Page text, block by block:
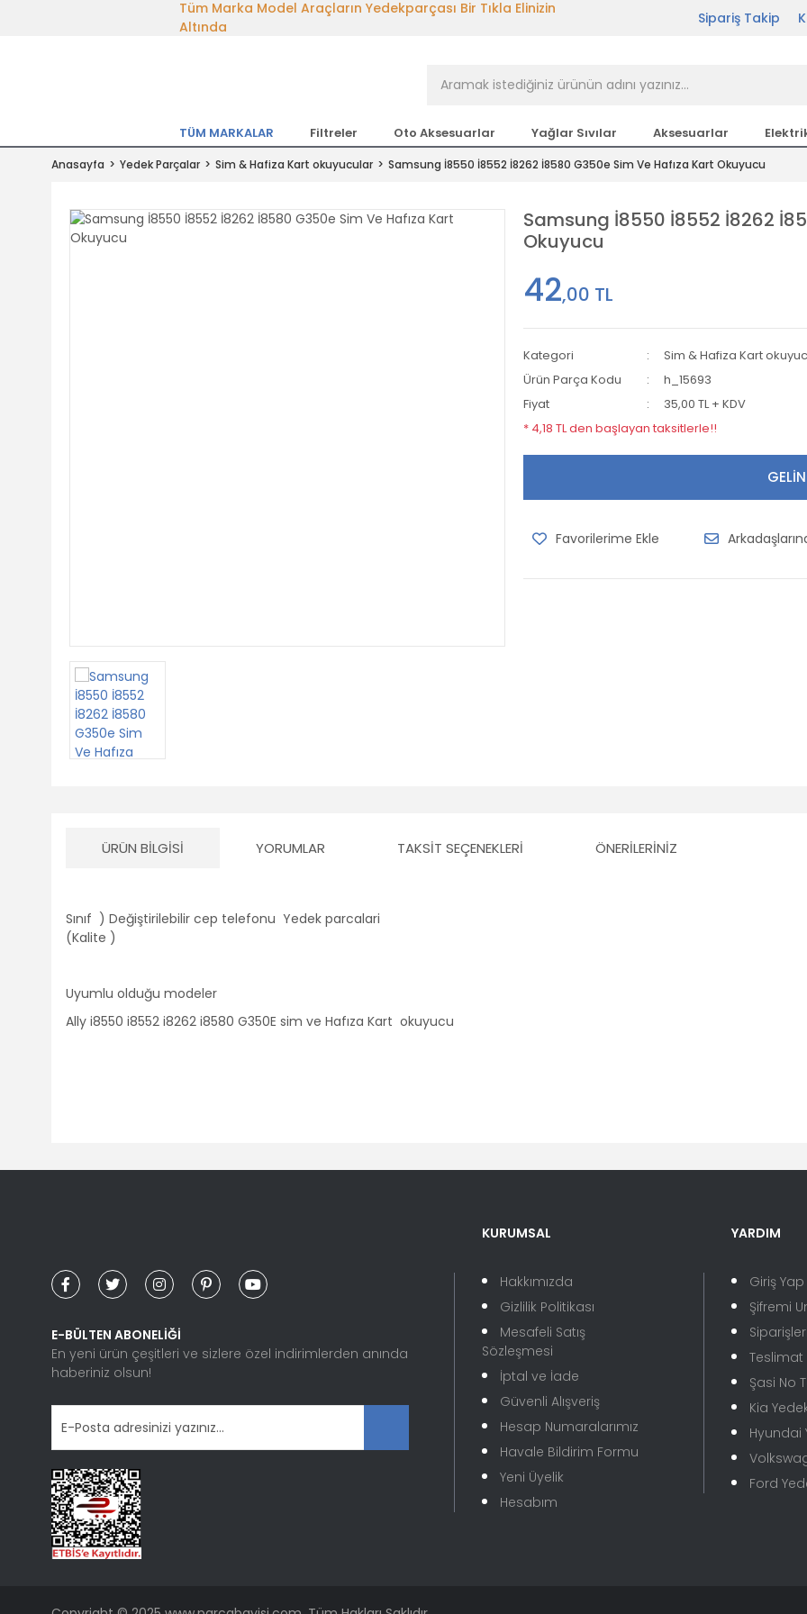
Tüm Marka Model Araçların Yedekparçası Bir Tıkla Elinizin
Altında
300.000 Kalem Parça ile Türkiye'nin en büyük parça sitesi
Tıkla Al, Mutlu Kal!
1.500TL ve Üzeri Alışverişlerde Ücretsiz Kargo
Sipariş Takip
TÜM MARKALAR Filtreler Oto Aksesuarlar Yağlar Sıvılar Aksesuarlar
Anasayfa Yedek Parçalar Sim & Hafiza Kart okuyucular Samsung İ8550 İ8552 İ8262 İ8580 G350e Sim Ve Hafıza Kart Okuyucu
Samsung İ8550 İ8552 İ8262
Okuyucu
42,00 TL
Kategori
Sim & Hafiza Kart
Ürün Parça Kodu
h_15693
Fiyat
35,00 TL + KDV
* 4,18 TL den başlayan taksitlerle!!
ÜRÜN BILGISI YORUMLAR TAKSIT SEÇENEKLERI ÖNERILERINIZ
Sınıf ) Değiştirilebilir cep telefonu Yedek parcalari
(Kalite )
Uyumlu olduğu modeler
Ally i8550 i8552 i8262 i8580 G350E sim ve Hafıza Kart okuyucu​
Görüş ve önerileriniz için teşekkür ederiz.
Ürün fiyatı diğer sitelerden daha pahalı.
Gönder
E-BÜLTEN ABONELİĞİ
En yeni ürün çeşitleri ve sizlere özel indirimlerden anında
haberiniz olsun!
KURUMSAL
Hakkımızda
Gizlilik Politikası
Mesafeli Satış
Sözleşmesi
İptal ve İade
Güvenli Alışveriş
Hesap Numaralarımız
Havale Bildirim Formu
Yeni Üyelik
Hesabım
YARDIM
Giriş Yap
Şifremi
Teslimat
Şasi No
Kia
Hyundai
Ford